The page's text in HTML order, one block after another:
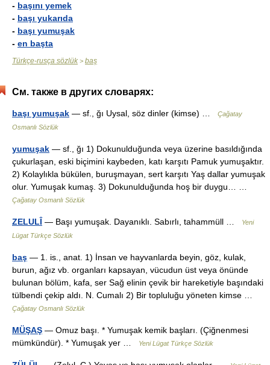
- başını yemek
- başı yukarıda
- başı yumuşak
- en başta
Türkçe-rusça sözlük > baş
См. также в других словарях:
başı yumuşak — sf., ğı Uysal, söz dinler (kimse) …
Çağatay
Osmanlı Sözlük
yumuşak — sf., ğı 1) Dokunulduğunda veya üzerine basıldığında
çukurlaşan, eski biçimini kaybeden, katı karşıtı Pamuk yumuşaktır.
2) Kolaylıkla bükülen, buruşmayan, sert karşıtı Yaş dallar yumuşak
olur. Yumuşak kumaş. 3) Dokunulduğunda hoş bir duygu… …
Çağatay Osmanlı Sözlük
ZELULÎ — Başı yumuşak. Dayanıklı. Sabırlı, tahammüll …
Yeni
Lügat Türkçe Sözlük
baş — 1. is., anat. 1) İnsan ve hayvanlarda beyin, göz, kulak,
burun, ağız vb. organları kapsayan, vücudun üst veya önünde
bulunan bölüm, kafa, ser Sağ elinin çevik bir hareketiyle başındaki
tülbendi çekip aldı. N. Cumalı 2) Bir topluluğu yöneten kimse …
Çağatay Osmanlı Sözlük
MÜŞAŞ — Omuz başı. * Yumuşak kemik başları. (Çiğnenmesi
mümkündür). * Yumuşak yer …
Yeni Lügat Türkçe Sözlük